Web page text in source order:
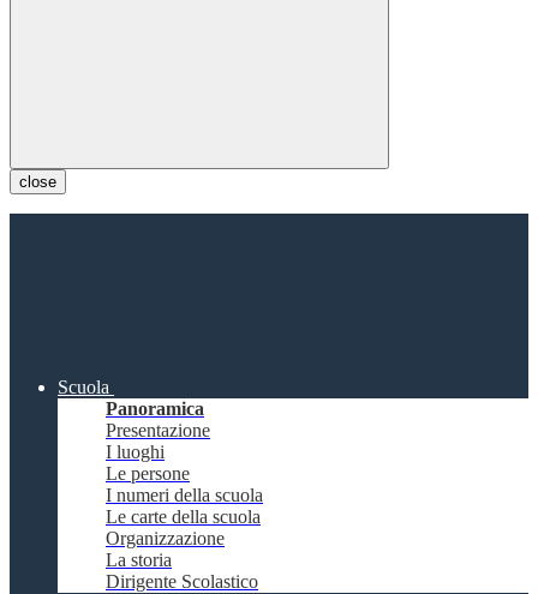
close
Scuola
Panoramica
Presentazione
I luoghi
Le persone
I numeri della scuola
Le carte della scuola
Organizzazione
La storia
Dirigente Scolastico